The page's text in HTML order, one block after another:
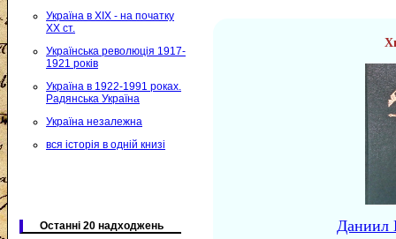
Україна в XIX - на початку
XX ст.
Українська революція 1917-
1921 років
Україна в 1922-1991 роках.
Радянська Україна
Україна незалежна
вся історія в одній книзі
Останні 20 надходжень Даниил